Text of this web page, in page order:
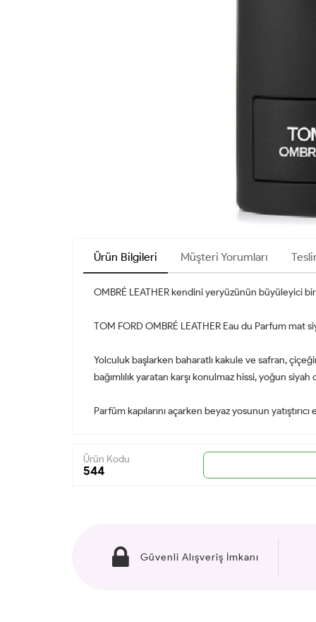
Ürün Bilgileri Müşteri Yorumları
OMBRÉ LEATHER kendini yeryüzünün büyüleyici
TOM FORD OMBRÉ LEATHER Eau du Parfum mat
Yolculuk başlarken baharatlı kakule ve safran,
bağımlılık yaratan karşı konulmaz hissi, yoğun
Parfüm kapılarını açarken beyaz yosunun
Ürün Kodu
544
Güvenli Alışveriş İmkanı